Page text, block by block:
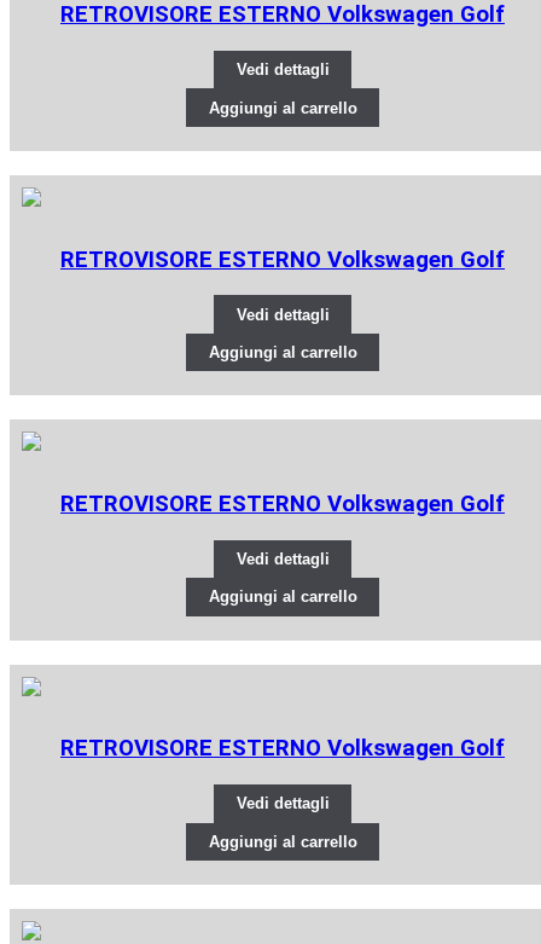
RETROVISORE ESTERNO Volkswagen Golf
Vedi dettagli
Aggiungi al carrello
RETROVISORE ESTERNO Volkswagen Golf
Vedi dettagli
Aggiungi al carrello
RETROVISORE ESTERNO Volkswagen Golf
Vedi dettagli
Aggiungi al carrello
RETROVISORE ESTERNO Volkswagen Golf
Vedi dettagli
Aggiungi al carrello